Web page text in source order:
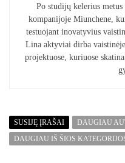
Po studijų kelerius
kompanijoje Miunchene,
testuojant inovatyvius
Lina aktyviai dirba
projektuose, kuriuose
SUSIJĘ ĮRAŠAI
DAUGIAU
DAUGIAU IŠ ŠIOS